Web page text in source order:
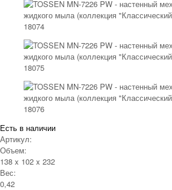
Есть в наличии
Артикул:
Объем:
138 x 102 x 232
Вес:
0,42